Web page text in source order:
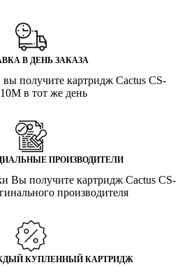
В ДЕНЬ ЗАКАЗА
вы получите картридж Cactus CS-
в тот же день
ПРОИЗВОДИТЕЛИ
Вы получите картридж Cactus CS-
производителя
КУПЛЕННЫЙ КАРТРИДЖ